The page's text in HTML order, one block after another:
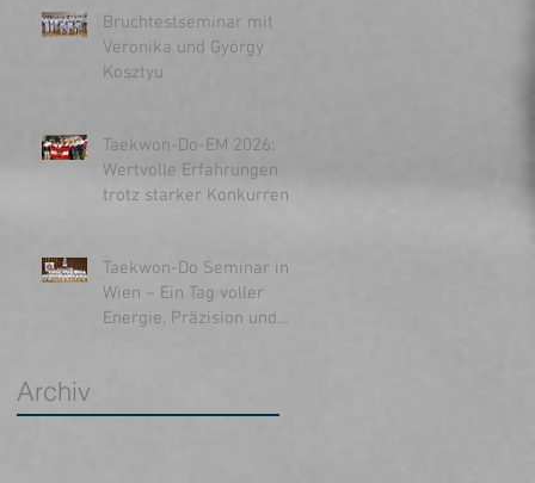
Bruchtestseminar mit
Veronika und György
Kosztyu
Taekwon-Do-EM 2026:
Wertvolle Erfahrungen
trotz starker Konkurrenz
Taekwon-Do Seminar in
Wien – Ein Tag voller
Energie, Präzision und
Archiv